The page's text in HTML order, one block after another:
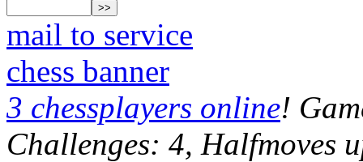
mail to service
chess banner
3 chessplayers online!
Challenges: 4, Halfmoves